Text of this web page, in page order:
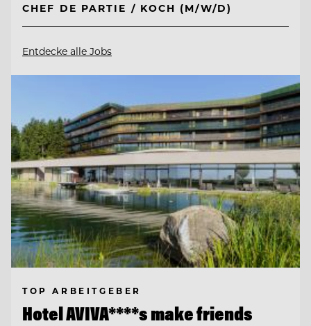
CHEF DE PARTIE / KOCH (M/W/D)
Entdecke alle Jobs
TOP ARBEITGEBER
Hotel AVIVA****s make friends